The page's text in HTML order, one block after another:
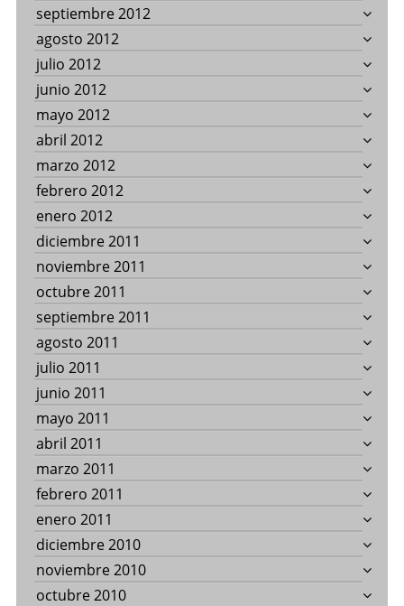
septiembre 2012
agosto 2012
julio 2012
junio 2012
mayo 2012
abril 2012
marzo 2012
febrero 2012
enero 2012
diciembre 2011
noviembre 2011
octubre 2011
septiembre 2011
agosto 2011
julio 2011
junio 2011
mayo 2011
abril 2011
marzo 2011
febrero 2011
enero 2011
diciembre 2010
noviembre 2010
octubre 2010